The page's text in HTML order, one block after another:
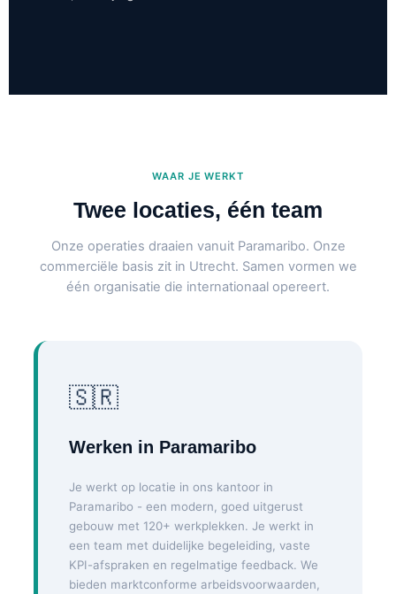
WAAR JE WERKT
Twee locaties, één team
Onze operaties draaien vanuit Paramaribo. Onze
commerciële basis zit in Utrecht. Samen vormen we
één organisatie die internationaal opereert.
🇸🇷
Werken in Paramaribo
Je werkt op locatie in ons kantoor in
Paramaribo - een modern, goed uitgerust
gebouw met 120+ werkplekken. Je werkt in
een team met duidelijke begeleiding, vaste
KPI-afspraken en regelmatige feedback. We
bieden marktconforme arbeidsvoorwaarden,